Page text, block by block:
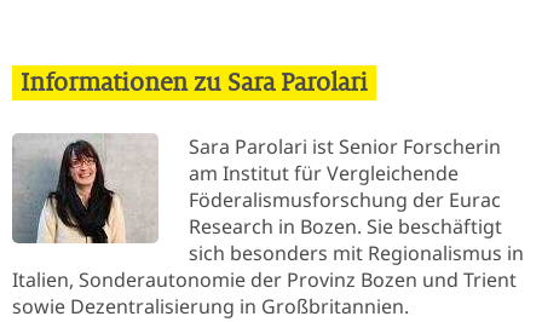
Informationen zu Sara Parolari
Sara Parolari ist Senior Forscherin
am Institut für Vergleichende
Föderalismusforschung der Eurac
Research in Bozen. Sie beschäftigt
sich besonders mit Regionalismus in
Italien, Sonderautonomie der Provinz Bozen und Trient
sowie Dezentralisierung in Großbritannien.